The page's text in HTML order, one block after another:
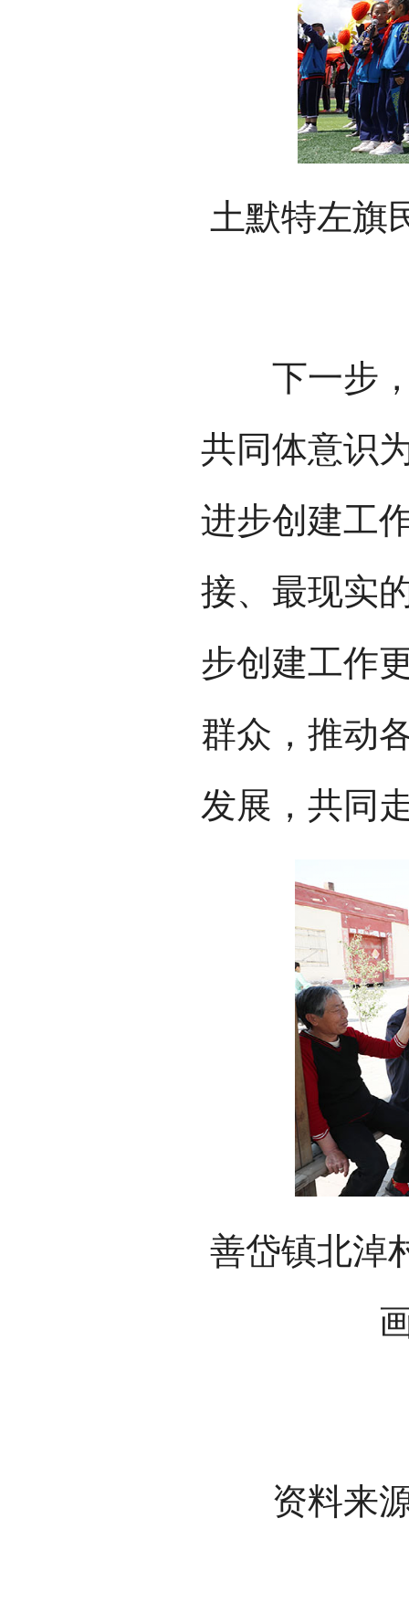
土默特左旗
下一步，
共同体意识
进步创建工
接、最现实
步创建工作
群众，推动
发展，共同
善岱镇北淖
资料来源